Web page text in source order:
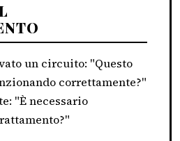
un circuito: "Questo
correttamente?"
"È necessario